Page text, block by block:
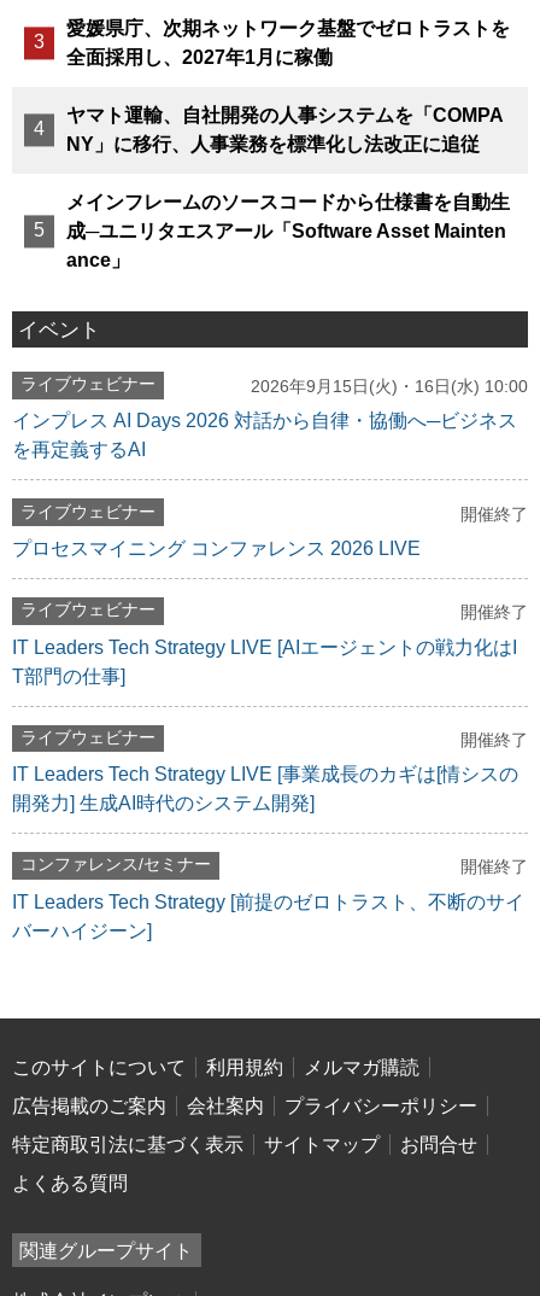
愛媛県庁、次期ネットワーク基盤でゼロトラストを
全面採用し、2027年1月に稼働
ヤマト運輸、自社開発の人事システムを「COMPA
NY」に移行、人事業務を標準化し法改正に追従
メインフレームのソースコードから仕様書を自動生
成─ユニリタエスアール「Software Asset Mainten
ance」
イベント
ライブウェビナー 2026年9月15日(火)・16日(水) 10:00
インプレス AI Days 2026 対話から自律・協働へ─ビジネス
を再定義するAI
ライブウェビナー 開催終了
プロセスマイニング コンファレンス 2026 LIVE
ライブウェビナー 開催終了
IT Leaders Tech Strategy LIVE [AIエージェントの戦力化はI
T部門の仕事]
ライブウェビナー 開催終了
IT Leaders Tech Strategy LIVE [事業成長のカギは[情シスの
開発力] 生成AI時代のシステム開発]
コンファレンス/セミナー 開催終了
IT Leaders Tech Strategy [前提のゼロトラスト、不断のサイ
バーハイジーン]
このサイトについて 利用規約
メルマガ購読
広告掲載のご案内
会社案内
プライバシーポリシー
特定商取引法に基づく表示
サイトマップ
お問合せ
よくある質問
関連グループサイト